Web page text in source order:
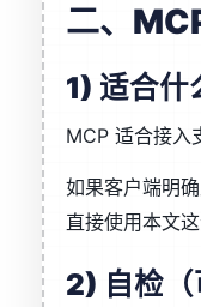
二、
1) 适合什
MCP 适合接入
如果客户端明
直接使用本文这
2) 自检（